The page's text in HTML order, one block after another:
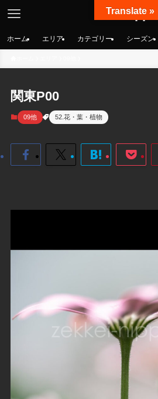
絶景nippon
ホーム エリア カテゴリー シーズン
関東P00
09他 52.花・葉・植物
Translate »